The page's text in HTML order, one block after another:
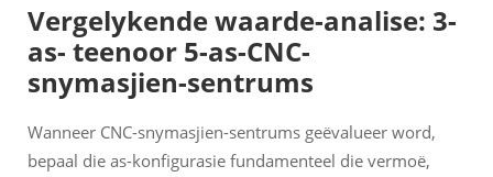
Vergelykende waarde-analise: 3-
as- teenoor 5-as-CNC-
snymasjien-sentrums
Wanneer CNC-snymasjien-sentrums geëvalueer word,
bepaal die as-konfigurasie fundamenteel die vermoë,